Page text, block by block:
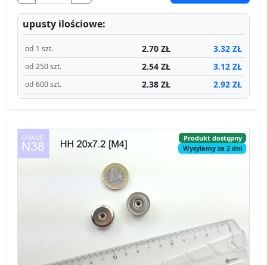
upusty ilościowe:
od 1 szt. 2.70 ZŁ 3.32 ZŁ
od 250 szt. 2.54 ZŁ 3.12 ZŁ
od 600 szt. 2.38 ZŁ 2.92 ZŁ
Produkt dostępny
Wysyłamy za 2 dni